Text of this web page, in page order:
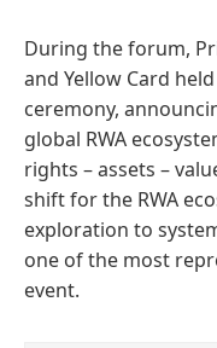
During the forum,
and Yellow Card
ceremony,
global RWA
rights – assets –
shift for the RWA
exploration to
one of the most
event.